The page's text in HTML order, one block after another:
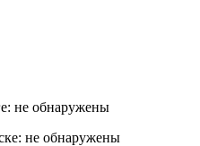
не обнаружены
не обнаружены